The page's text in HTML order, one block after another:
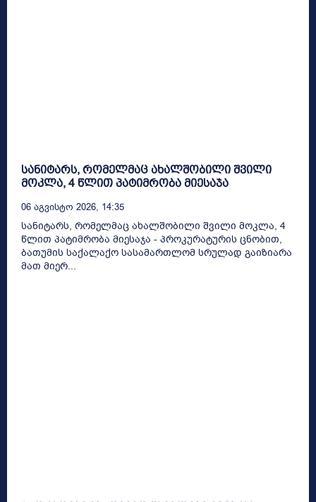
სანიტარს, რომელმაც ახალშობილი შვილი
მოკლა, 4 წლით პატიმრობა მიესაჯა
06 Აგვისტო 2026, 14:35
სანიტარს, რომელმაც ახალშობილი შვილი მოკლა, 4
წლით პატიმრობა მიესაჯა - პროკურატურის ცნობით,
ბათუმის საქალაქო სასამართლომ სრულად გაიზიარა
მათ მიერ...